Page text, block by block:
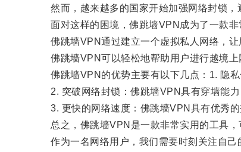
然而，越来越多的国家开始加强网络封锁，
面对这样的困境，佛跳墙VPN成为了一款非
佛跳墙VPN通过建立一个虚拟私人网络，让
佛跳墙VPN可以轻松地帮助用户进行越境上
佛跳墙VPN的优势主要有以下几点：1. 隐私
2. 突破网络封锁：佛跳墙VPN具有穿墙能力
3. 更快的网络速度：佛跳墙VPN具有优秀的
总之，佛跳墙VPN是一款非常实用的工具，
作为一名网络用户，我们需要时刻关注自己